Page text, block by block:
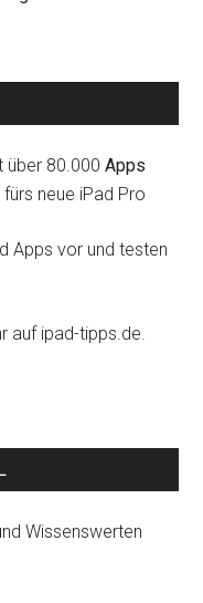
über 80.000Apps
neue iPad Pro
Apps vor und testen
auf ipad-tipps.de.
Wissenswerten